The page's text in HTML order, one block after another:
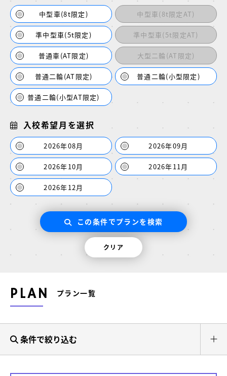
中型車(8t限定) 中型車(8t限定AT)
準中型車(5t限定) 準中型車(5t限定AT)
普通車(AT限定) 大型二輪(AT限定)
普通二輪(AT限定) 普通二輪(小型限定)
普通二輪(小型AT限定)
入校希望月を選択
2026年08月 2026年09月
2026年10月 2026年11月
2026年12月
クリア
この条件でプランを検索
PLAN プラン一覧
条件で絞り込む